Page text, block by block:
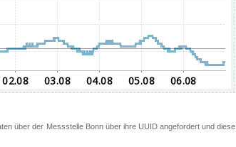
über der Messstelle Bonn über ihre UUID angefordert und diese